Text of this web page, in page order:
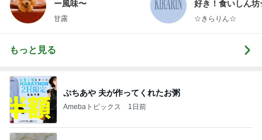
ー風味〜
甘露
好き！食いしん
らりん☆のブログ
☆きらりん☆
もっと見る
ぷちあや 夫が作ってくれたお粥
Amebaトピックス 1日前